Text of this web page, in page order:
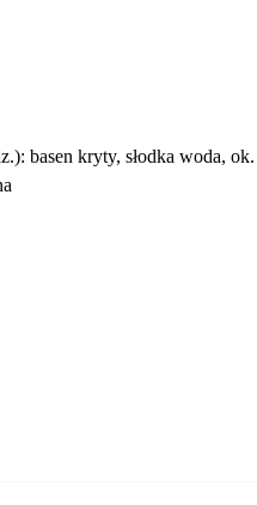
basen kryty, słodka woda,